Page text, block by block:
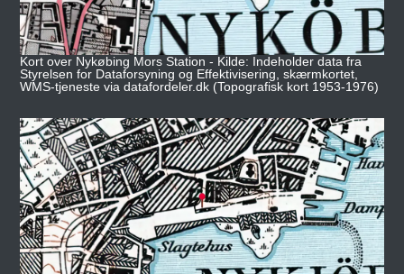
Kort over Nykøbing Mors Station - Kilde: Indeholder data fra
Styrelsen for Dataforsyning og Effektivisering, skærmkortet,
WMS-tjeneste via datafordeler.dk (Topografisk kort 1953-1976)